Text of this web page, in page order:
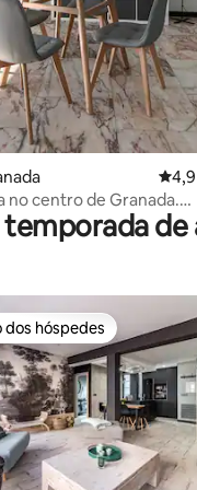
4,9
no centro de Granada.
opcional
dos hóspedes
dos hóspedes